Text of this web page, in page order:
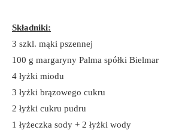
Składniki:
3 szkl. mąki pszennej
100 g margaryny Palma spółki Bielmar
4 łyżki miodu
3 łyżki brązowego cukru
2 łyżki cukru pudru
1 łyżeczka sody + 2 łyżki wody